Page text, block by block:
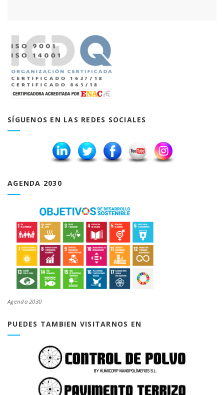
SÍGUENOS EN LAS REDES SOCIALES
AGENDA 2030
Agenda 2030
PUEDES TAMBIEN VISITARNOS EN